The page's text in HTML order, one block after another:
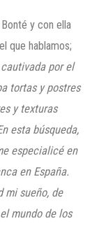
y con ella
que hablamos;
por el
tortas y postres
y texturas
esta búsqueda,
especialicé en
en España.
mi sueño, de
mundo de los